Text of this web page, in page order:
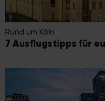
Rund um Köln
7 Ausflugstipps für